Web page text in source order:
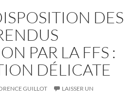
DES
PAR LA FFS :
DÉLICATE
GUILLOT
LAISSER UN